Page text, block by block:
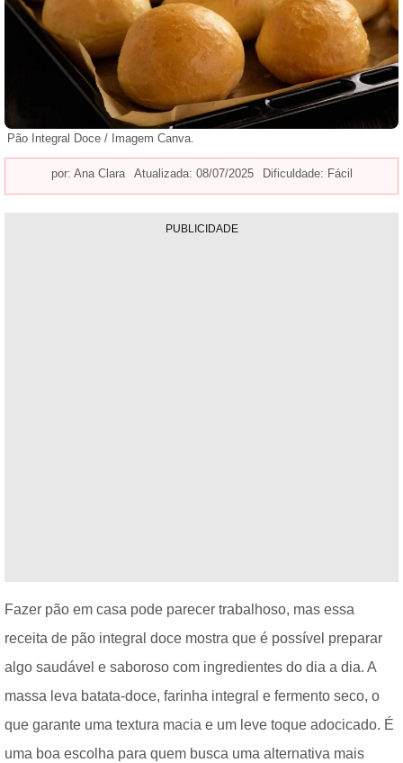
Pão Integral Doce / Imagem Canva.
por: Ana Clara Atualizada: 08/07/2025 Dificuldade: Fácil
PUBLICIDADE
Fazer pão em casa pode parecer trabalhoso, mas essa
receita de pão integral doce mostra que é possível preparar
algo saudável e saboroso com ingredientes do dia a dia. A
massa leva batata-doce, farinha integral e fermento seco, o
que garante uma textura macia e um leve toque adocicado. É
uma boa escolha para quem busca uma alternativa mais